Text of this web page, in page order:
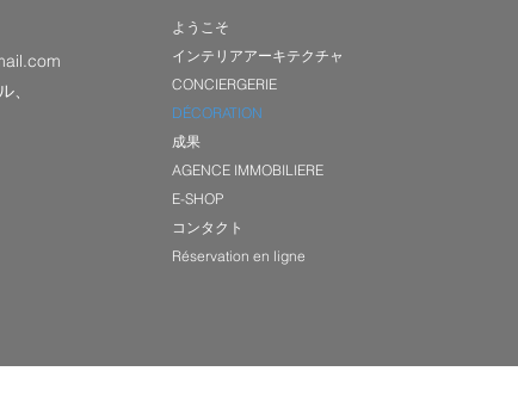
、
ようこそ
インテリアアーキテクチャ
CONCIERGERIE
DÉCORATION
成果
AGENCE IMMOBILIERE
E-SHOP
コンタクト
Réservation en ligne